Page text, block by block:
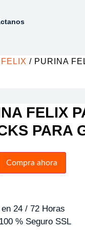
/ PURINA
FELIX
PARA
Compra ahora
24 / 72 Horas
% Seguro SSL